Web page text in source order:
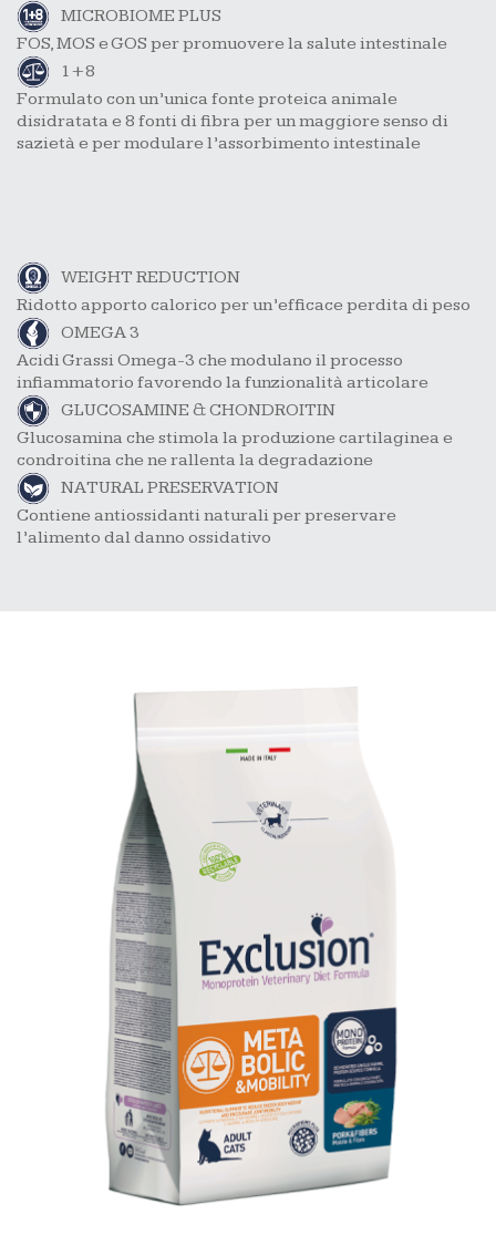
MICROBIOME PLUS
FOS, MOS e GOS per promuovere la salute intestinale
1+8
Formulato con un’unica fonte proteica animale
disidratata e 8 fonti di fibra per un maggiore senso di
sazietà e per modulare l’assorbimento intestinale
WEIGHT REDUCTION
Ridotto apporto calorico per un’efficace perdita di peso
OMEGA 3
Acidi Grassi Omega-3 che modulano il processo
infiammatorio favorendo la funzionalità articolare
GLUCOSAMINE & CHONDROITIN
Glucosamina che stimola la produzione cartilaginea e
condroitina che ne rallenta la degradazione
NATURAL PRESERVATION
Contiene antiossidanti naturali per preservare
l’alimento dal danno ossidativo